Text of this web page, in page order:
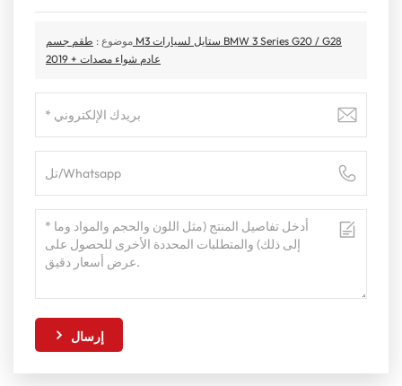
موضوع : طقم جسم M3 ستايل لسيارات BMW 3 Series G20 / G28
2019 + عادم شواء مصدات
إرسال